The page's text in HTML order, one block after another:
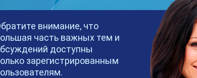
внимание, что
часть важных тем и
доступны
зарегистрированным